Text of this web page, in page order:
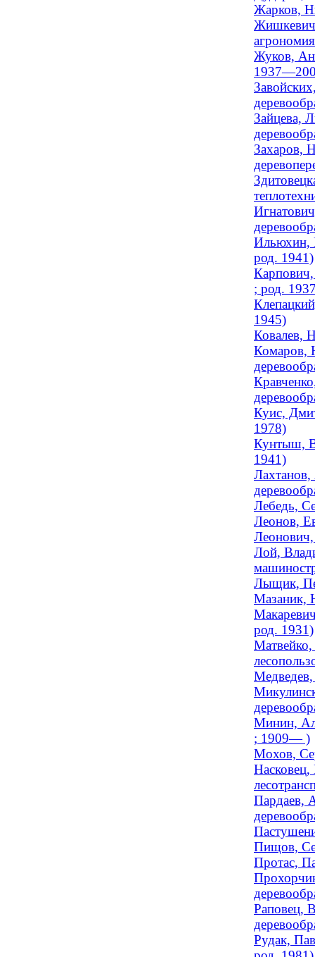
Жарков,
Жуков,
Зайцева,
Захаров,
Ильюхин,
род. 1941)
Карпович,
; род.
1945)
Ковалев,
Комаров,
Куис,
1978)
Кунтыш,
1941)
Лахтанов,
Лебедь,
Леонов,
Леонович,
Лой,
Лыщик,
Мазаник,
род. 1931)
Матвейко,
Минин,
; 1909— )
Мохов,
Пардаев,
Пищов,
Протас,
Раповец,
Рудак,